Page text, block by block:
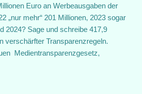
Euro an Werbeausgaben der
„nur mehr“ 201 Millionen, 2023 sogar
2024? Sage und schreibe 417,9
verschärfter Transparenzregeln.
Medientransparenzgesetz,